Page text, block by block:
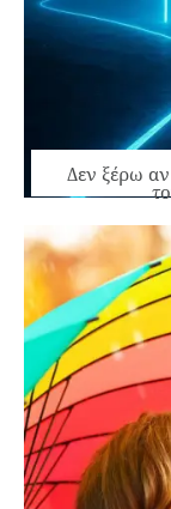
Δεν ξέρω